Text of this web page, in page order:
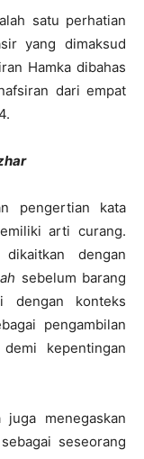
satu perhatian
yang dimaksud
Hamka dibahas
dari empat
pengertian kata
arti curang.
dengan
sebelum barang
dengan konteks
pengambilan
kepentingan
menegaskan
seseorang